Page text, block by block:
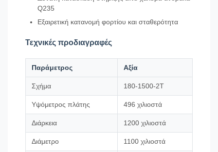
Q235
Εξαιρετική κατανομή φορτίου και σταθερότητα
Τεχνικές προδιαγραφές
Παράμετρος Αξία
Σχήμα 180-1500-2Τ
Υψόμετρος πλάτης 496 χιλιοστά
Διάρκεια 1200 χιλιοστά
Διάμετρο 1100 χιλιοστά